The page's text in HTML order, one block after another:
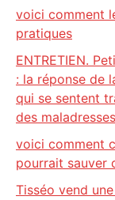
voici comment
pratiques
ENTRETIEN.
: la réponse de
qui se sentent
des
voici comment
pourrait sauver
Tisséo vend